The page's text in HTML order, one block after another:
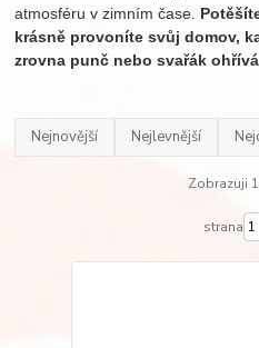
atmosféru v zimním čase.
krásně provoníte svůj domov,
zrovna punč nebo svařák
Nejnovější Nejlevnější
Zobrazuji
strana